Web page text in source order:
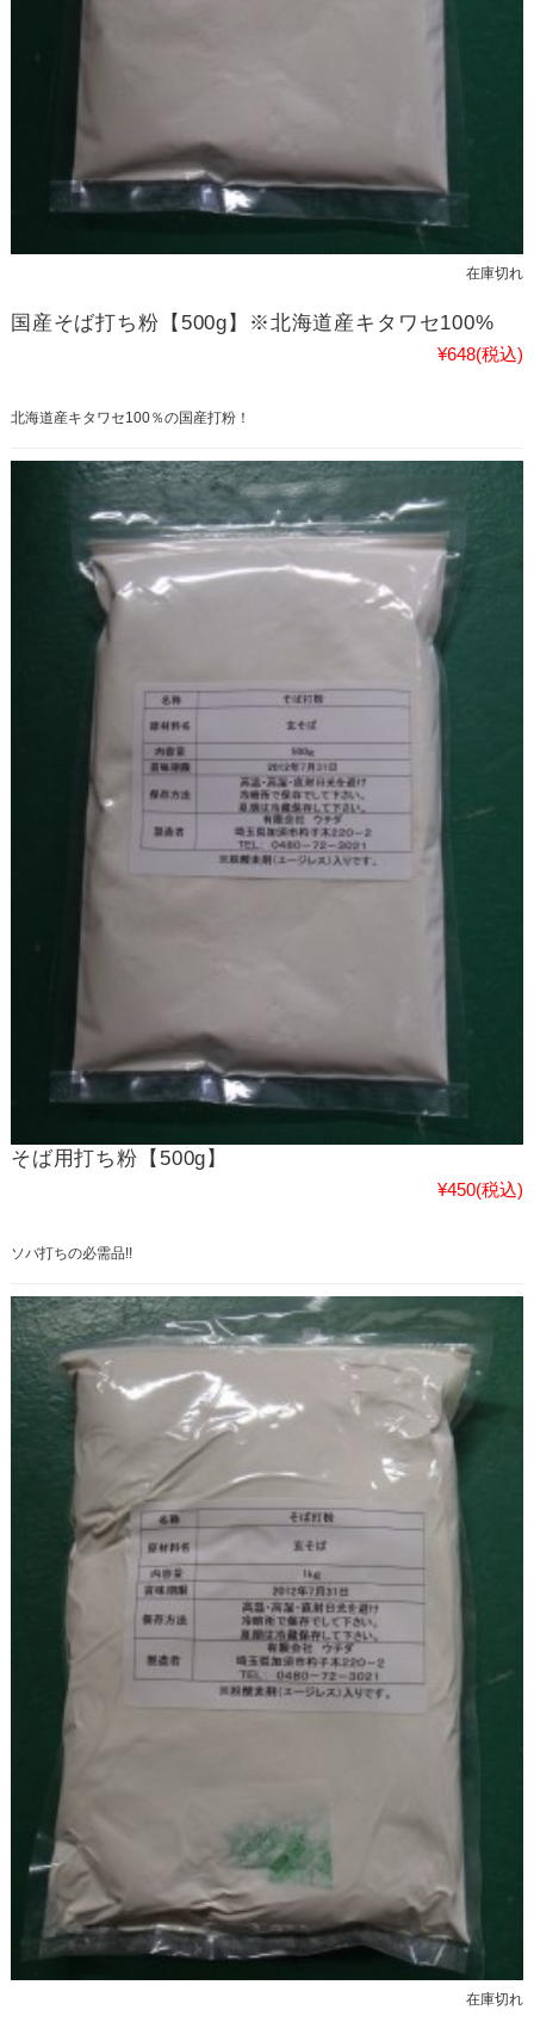
在庫切れ
国産そば打ち粉【500g】※北海道産キタワセ100%
¥648(税込)
北海道産キタワセ100％の国産打粉！
そば用打ち粉【500g】
¥450(税込)
ソバ打ちの必需品!!
在庫切れ